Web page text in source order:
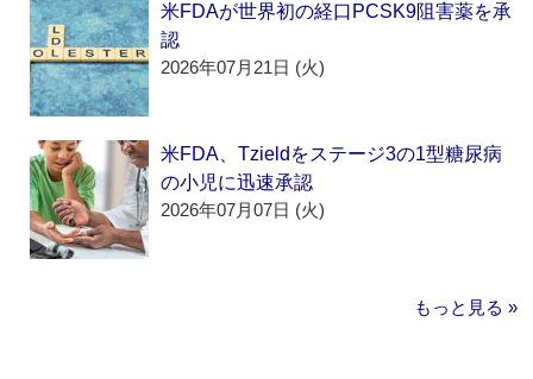
米FDAが世界初の経口PCSK9阻害薬を承
認
2026年07月21日 (火)
米FDA、Tzieldをステージ3の1型糖尿病
の小児に迅速承認
2026年07月07日 (火)
もっと見る »